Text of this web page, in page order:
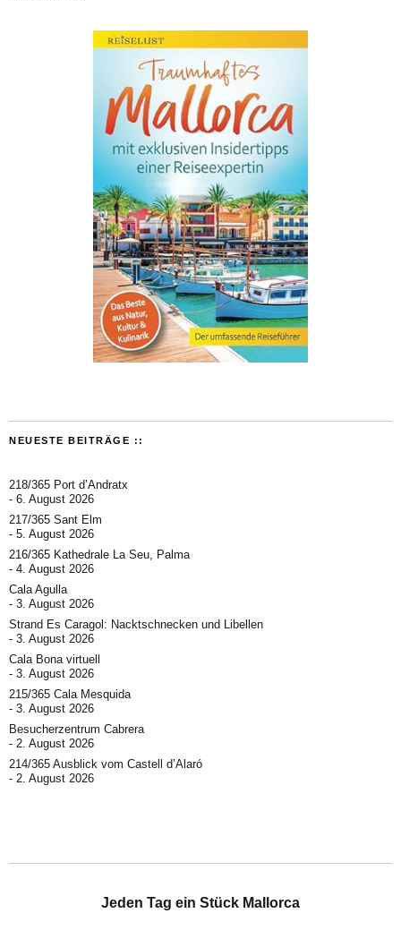
NEUESTE BEITRÄGE ::
218/365 Port d’Andratx
6. August 2026
217/365 Sant Elm
5. August 2026
216/365 Kathedrale La Seu, Palma
4. August 2026
Cala Agulla
3. August 2026
Strand Es Caragol: Nacktschnecken und Libellen
3. August 2026
Cala Bona virtuell
3. August 2026
215/365 Cala Mesquida
3. August 2026
Besucherzentrum Cabrera
2. August 2026
214/365 Ausblick vom Castell d’Alaró
2. August 2026
Jeden Tag ein Stück Mallorca